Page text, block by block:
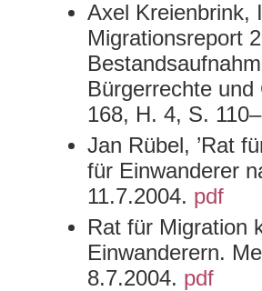
Axel Kreienbrink,
Migrationsreport
Bürgerrechte
168, H. 4, S.
Jan Rübel, ’Rat
für Einwanderer
11.7.2004. pdf
Rat für Migration
Einwanderern.
8.7.2004. pdf